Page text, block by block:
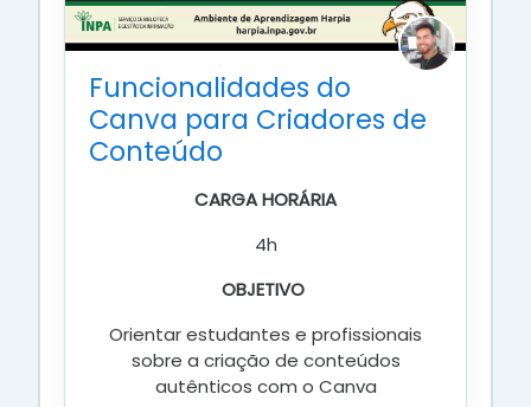
Funcionalidades do
Canva para Criadores de
Conteúdo
CARGA HORÁRIA
4h
OBJETIVO
Orientar estudantes e profissionais
sobre a criação de conteúdos
autênticos com o Canva